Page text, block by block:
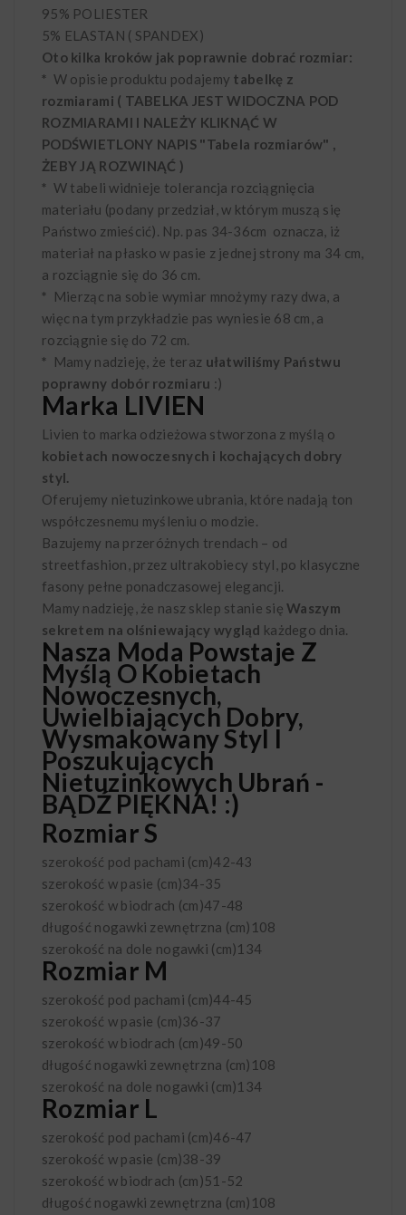
95% POLIESTER
5% ELASTAN ( SPANDEX)
Oto kilka kroków jak poprawnie dobrać rozmiar:
* W opisie produktu podajemy tabelkę z
rozmiarami ( TABELKA JEST WIDOCZNA POD
ROZMIARAMI I NALEŻY KLIKNĄĆ W
PODŚWIETLONY NAPIS "Tabela rozmiarów" ,
ŻEBY JĄ ROZWINĄĆ )
* W tabeli widnieje tolerancja rozciągnięcia
materiału (podany przedział, w którym muszą się
Państwo zmieścić). Np. pas 34-36cm oznacza, iż
materiał na płasko w pasie z jednej strony ma 34 cm,
a rozciągnie się do 36 cm.
* Mierząc na sobie wymiar mnożymy razy dwa, a
więc na tym przykładzie pas wyniesie 68 cm, a
rozciągnie się do 72 cm.
* Mamy nadzieję, że teraz ułatwiliśmy Państwu
poprawny dobór rozmiaru :)
Marka LIVIEN
Livien to marka odzieżowa stworzona z myślą o
kobietach nowoczesnych i kochających dobry
styl.
Oferujemy nietuzinkowe ubrania, które nadają ton
współczesnemu myśleniu o modzie.
Bazujemy na przeróżnych trendach – od
streetfashion, przez ultrakobiecy styl, po klasyczne
fasony pełne ponadczasowej elegancji.
Mamy nadzieję, że nasz sklep stanie sięWaszym
sekretem na olśniewający wygląd każdego dnia.
Nasza Moda Powstaje Z
Myślą O Kobietach
Nowoczesnych,
Uwielbiających Dobry,
Wysmakowany Styl I
Poszukujących
Nietuzinkowych Ubrań -
BĄDŹ PIĘKNA! :)
Rozmiar S
szerokość pod pachami (cm)42-43
szerokość w pasie (cm)34-35
szerokość w biodrach (cm)47-48
długość nogawki zewnętrzna (cm) 108
szerokość na dole nogawki (cm)134
Rozmiar M
szerokość pod pachami (cm)44-45
szerokość w pasie (cm)36-37
szerokość w biodrach (cm)49-50
długość nogawki zewnętrzna (cm) 108
szerokość na dole nogawki (cm)134
Rozmiar L
szerokość pod pachami (cm)46-47
szerokość w pasie (cm)38-39
szerokość w biodrach (cm)51-52
długość nogawki zewnętrzna (cm) 108